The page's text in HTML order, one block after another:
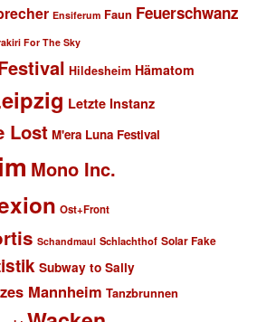
Ensiferum Faun Feuerschwanz
For The Sky
Hildesheim Hämatom
Letzte Instanz
Lost M'era Luna Festival
Mono Inc.
Ost+Front
Schandmaul Schlachthof Solar Fake
Subway to Sally
Mannheim Tanzbrunnen